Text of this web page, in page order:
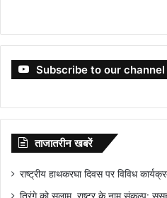
Subscribe to our channel
ताजातरीन खबरें
राष्ट्रीय हाथकरघा दिवस पर विविध